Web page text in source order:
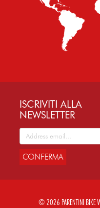
ISCRIVITI ALLA
NEWSLETTER
CONFERMA
© 2026 PARENTINI BIKE